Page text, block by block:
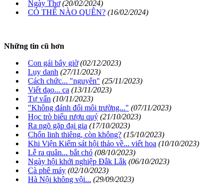
Ngày Thơ (20/02/2024)
CÓ THỂ NÀO QUÊN? (16/02/2024)
Những tin cũ hơn
Con gái bây giờ (02/12/2023)
Lụy danh (27/11/2023)
Cách chức... "nguyên" (25/11/2023)
Viết dạo... ca (13/11/2023)
Tự vấn (10/11/2023)
"Không đánh đổi môi trường..." (07/11/2023)
Học trò biếu rượu quý (21/10/2023)
Ra ngõ gặp đại gia (17/10/2023)
Chốn linh thiêng, còn không? (15/10/2023)
Khi Viện Kiểm sát hội thảo về... viết hoa (10/10/2023)
Lễ ra quân... bắt chó (08/10/2023)
Ngày hội khởi nghiệp Đắk Lắk (06/10/2023)
Cà phê máy (02/10/2023)
Hà Nội không vội... (29/09/2023)